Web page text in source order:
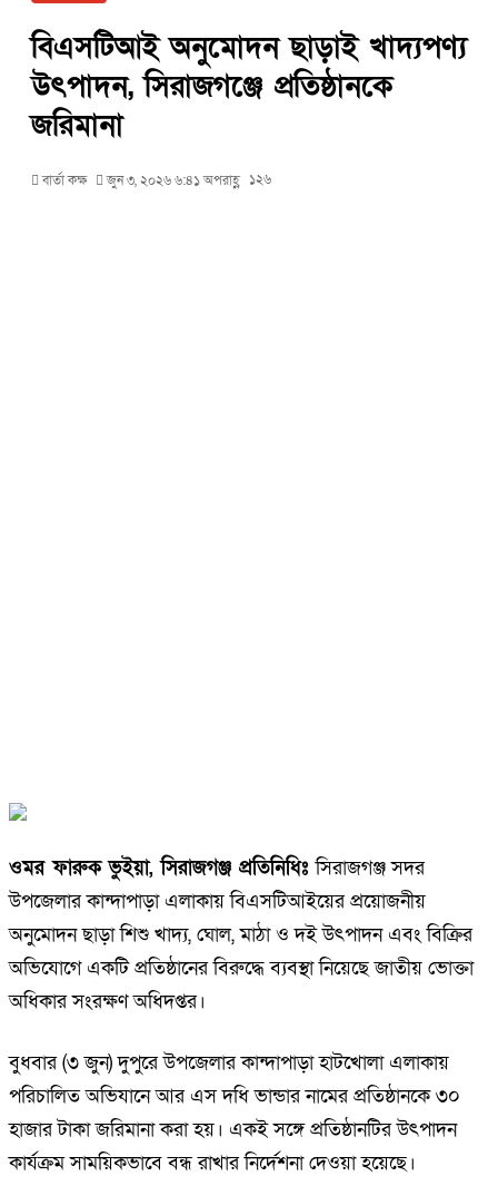
বিএসটিআই অনুমোদন ছাড়াই খাদ্যপণ্য
উৎপাদন, সিরাজগঞ্জে প্রতিষ্ঠানকে
জরিমানা
বার্তা কক্ষ জুন ৩, ২০২৬ ৬:৪১ অপরাহ্ণ ১২৬
ওমর ফারুক ভুইয়া, সিরাজগঞ্জ প্রতিনিধিঃসিরাজগঞ্জ সদর
উপজেলার কান্দাপাড়া এলাকায় বিএসটিআইয়ের প্রয়োজনীয়
অনুমোদন ছাড়া শিশু খাদ্য, ঘোল, মাঠা ও দই উৎপাদন এবং বিক্রির
অভিযোগে একটি প্রতিষ্ঠানের বিরুদ্ধে ব্যবস্থা নিয়েছে জাতীয় ভোক্তা
অধিকার সংরক্ষণ অধিদপ্তর।
বুধবার (৩ জুন) দুপুরে উপজেলার কান্দাপাড়া হাটখোলা এলাকায়
পরিচালিত অভিযানে আর এস দধি ভান্ডার নামের প্রতিষ্ঠানকে ৩০
হাজার টাকা জরিমানা করা হয়। একই সঙ্গে প্রতিষ্ঠানটির উৎপাদন
কার্যক্রম সাময়িকভাবে বন্ধ রাখার নির্দেশনা দেওয়া হয়েছে।